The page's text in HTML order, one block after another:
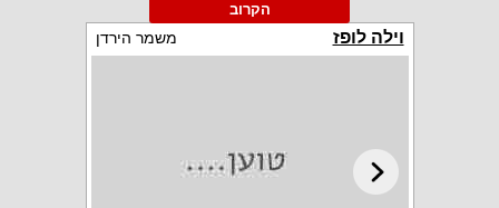
הקרוב
וילה לופז משמר הירדן